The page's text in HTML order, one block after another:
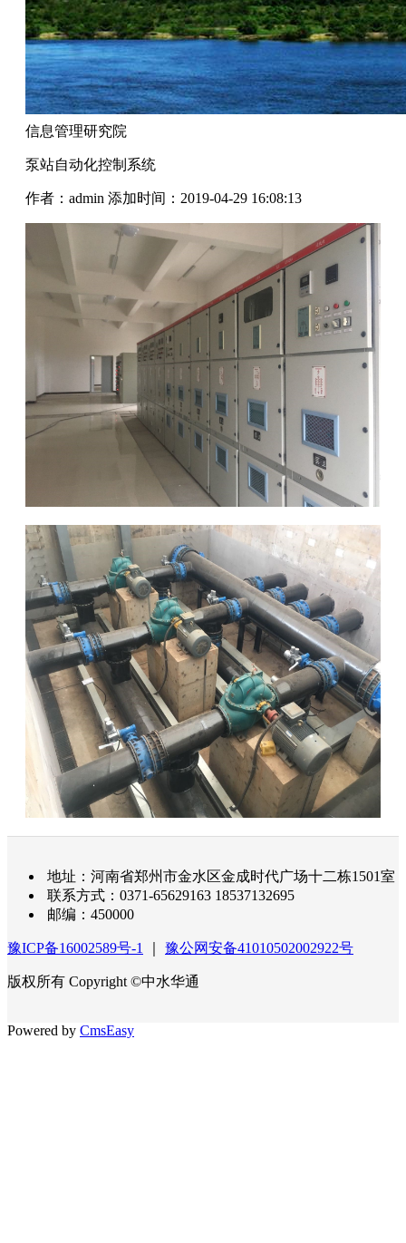
信息管理研究院
泵站自动化控制系统
作者：admin 添加时间：2019-04-29 16:08:13
地址：河南省郑州市金水区金成时代广场十二栋1501室
联系方式：0371-65629163 18537132695
邮编：450000
豫ICP备16002589号-1 豫公网安备41010502002922号
版权所有 Copyright ©中水华通
Powered by CmsEasy